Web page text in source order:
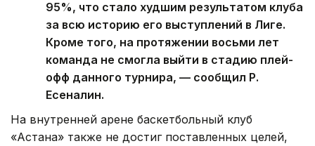
95%, что стало худшим результатом клуба
за всю историю его выступлений в Лиге.
Кроме того, на протяжении восьми лет
команда не смогла выйти в стадию плей-
офф данного турнира, — сообщил Р.
Есеналин.
На внутренней арене баскетбольный клуб
«Астана» также не достиг поставленных целей,